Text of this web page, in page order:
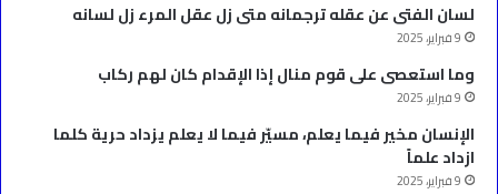
لسان الفتى عن عقله ترجمانه متى زل عقل المرء زل لسانه
9 فبراير، 2025
وما استعصى على قوم منال إذا الإقدام كان لهم ركاب
9 فبراير، 2025
الإنسان مخير فيما يعلم، مسيّر فيما لا يعلم يزداد حرية كلما
ازداد علماً
9 فبراير، 2025